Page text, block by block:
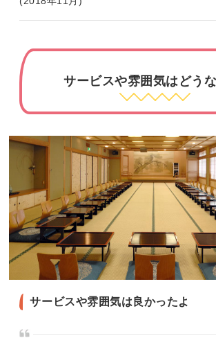
サービスや雰囲気はどう
サービスや雰囲気は良かったよ